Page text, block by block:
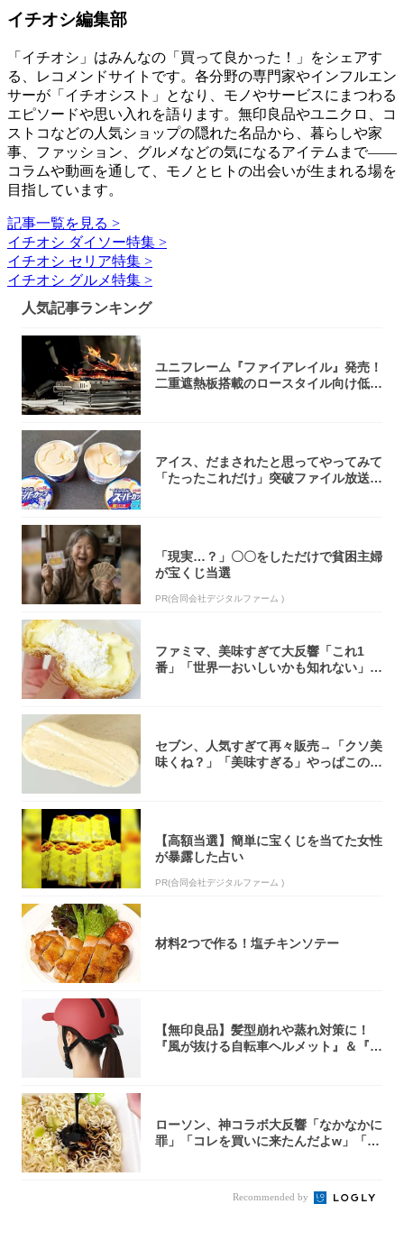
イチオシ編集部
「イチオシ」はみんなの「買って良かった！」をシェアす
る、レコメンドサイトです。各分野の専門家やインフルエン
サーが「イチオシスト」となり、モノやサービスにまつわる
エピソードや思い入れを語ります。無印良品やユニクロ、コ
ストコなどの人気ショップの隠れた名品から、暮らしや家
事、ファッション、グルメなどの気になるアイテムまで――
コラムや動画を通して、モノとヒトの出会いが生まれる場を
目指しています。
記事一覧を見る >
イチオシ ダイソー特集 >
イチオシ セリア特集 >
イチオシ グルメ特集 >
人気記事ランキング
ユニフレーム『ファイアレイル』発売！
二重遮熱板搭載のロースタイル向け低型
アイス、だまされたと思ってやってみて
「たったこれだけ」突破ファイル放送で
「現実…？」〇〇をしただけで貧困主婦
が宝くじ当選
PR(合同会社デジタルファーム )
ファミマ、美味すぎて大反響「これ1
番」「世界一おいしいかも知れない」
セブン、人気すぎて再々販売→「クソ美
味くね？」「美味すぎる」やっぱこのク
【高額当選】簡単に宝くじを当てた女性
が暴露した占い
PR(合同会社デジタルファーム )
材料2つで作る！塩チキンソテー
【無印良品】髪型崩れや蒸れ対策に！
『風が抜ける自転車ヘルメット』＆『2
ローソン、神コラボ大反響「なかなかに
罪」「コレを買いに来たんだよw」「３
Recommended by